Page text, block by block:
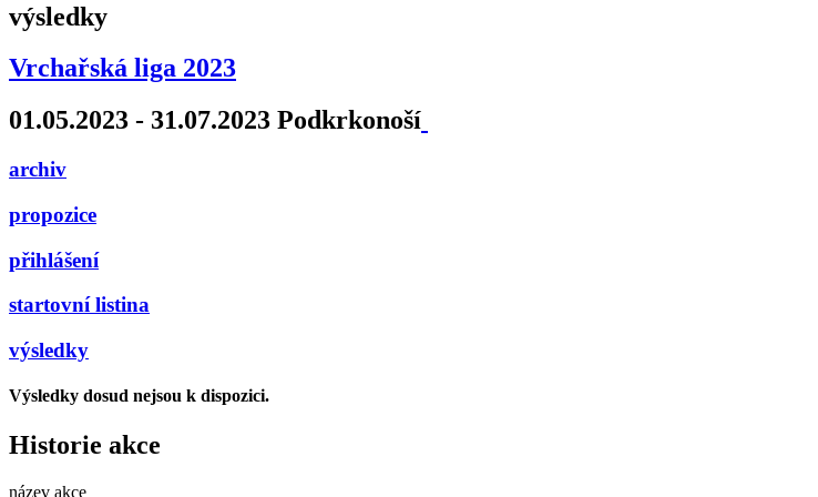
výsledky
Vrchařská liga 2023
01.05.2023 - 31.07.2023 Podkrkonoší
archiv
propozice
přihlášení
startovní listina
výsledky
Výsledky dosud nejsou k dispozici.
Historie akce
název akce